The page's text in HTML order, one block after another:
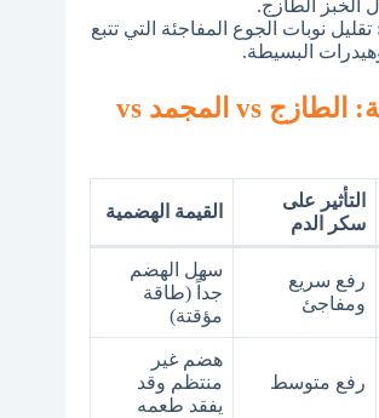
الخبز الطازج.
تقليل نوبات الجوع المفاجئة التي تتبع
البسيطة.
مقارنة سريعة: الطازج vs المجمد vs
التأثير على
سكر الدم
القيمة الهضمية
رفع سريع
ومفاجئ
سهل الهضم
جداً (طاقة
مؤقتة)
رفع متوسط
هضم غير
منتظم وقد
يفقد طعمه